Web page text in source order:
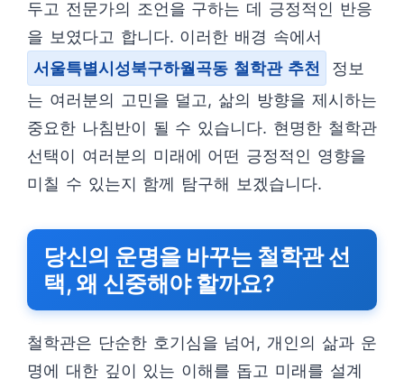
두고 전문가의 조언을 구하는 데 긍정적인 반응
을 보였다고 합니다. 이러한 배경 속에서
서울특별시성북구하월곡동 철학관 추천
정보
는 여러분의 고민을 덜고, 삶의 방향을 제시하는
중요한 나침반이 될 수 있습니다. 현명한 철학관
선택이 여러분의 미래에 어떤 긍정적인 영향을
미칠 수 있는지 함께 탐구해 보겠습니다.
당신의 운명을 바꾸는 철학관 선
택, 왜 신중해야 할까요?
철학관은 단순한 호기심을 넘어, 개인의 삶과 운
명에 대한 깊이 있는 이해를 돕고 미래를 설계